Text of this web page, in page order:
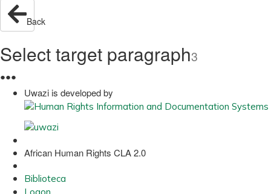
Back
Select target paragraph3
●●●
Uwazi is developed by
African Human Rights CLA 2.0
Biblioteca